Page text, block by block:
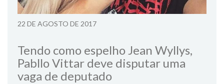
22 DE AGOSTO DE 2017
Tendo como espelho Jean Wyllys,
Pabllo Vittar deve disputar uma
vaga de deputado